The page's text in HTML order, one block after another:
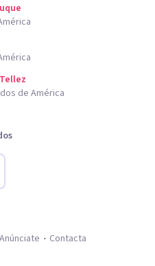
de América
Anúnciate Contacta